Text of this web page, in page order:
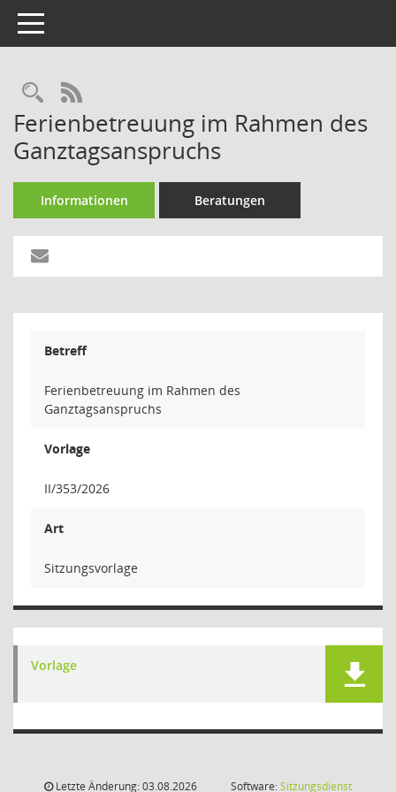
Toggle navigation
Rechercheauswahl
RSS-Feed
Ferienbetreuung im Rahmen des
Ganztagsanspruchs
Informationen Beratungen
Betreff
Ferienbetreuung im Rahmen des
Ganztagsanspruchs
Vorlage
II/353/2026
Art
Sitzungsvorlage
Vorlage
Letzte Änderung: 03.08.2026 Software:Sitzungsdienst